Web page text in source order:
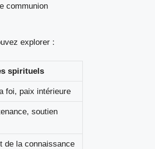
communion
explorer :
spirituels
foi, paix intérieure
soutien
de la connaissance